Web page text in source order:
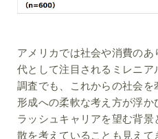
アメリカでは社会や消費の
代として注目されるミレニ
調査でも、これからの社会
形成への柔軟な考え方が浮
ラッシュキャリアを望む背
散を考えていることも見え